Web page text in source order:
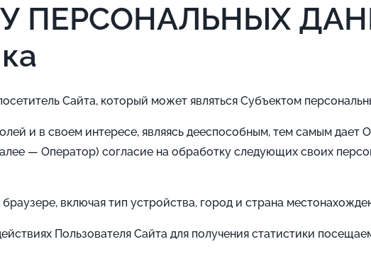
ПЕРСОНАЛЬНЫХ
Сайта, который может являться Субъектом
и в своем интересе, являясь дееспособным, тем самым дает
— Оператор) согласие на обработку следующих своих
включая тип устройства, город и страна
Пользователя Сайта для получения статистики